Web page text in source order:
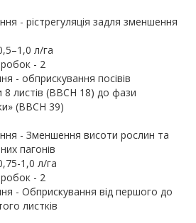
- рістрегуляція задля зменшення
л/га
- 2
- обприскування посівів
листів (ВВСН 18) до фази
(ВВСН 39)
- Зменшення висоти рослин та
пагонів
1,0 л/га
- 2
- Обприскування від першого до
листків